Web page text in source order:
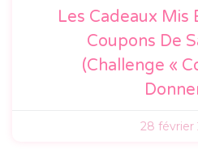
Les Cadeaux Mis
Coupons De
(Challenge «
28 février